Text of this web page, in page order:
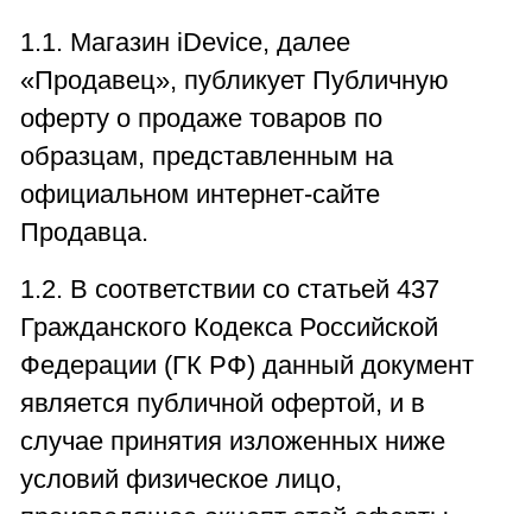
1.1. Магазин iDevice, далее
«Продавец», публикует Публичную
оферту о продаже товаров по
образцам, представленным на
официальном интернет-сайте
Продавца.
1.2. В соответствии со статьей 437
Гражданского Кодекса Российской
Федерации (ГК РФ) данный документ
является публичной офертой, и в
случае принятия изложенных ниже
условий физическое лицо,